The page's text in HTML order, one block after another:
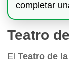
completar
Teatro
El Teatro de